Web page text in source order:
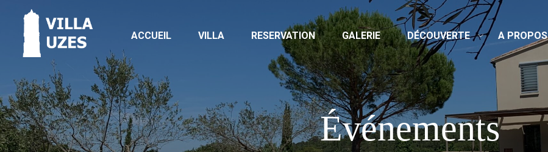
ACCUEIL VILLA RESERVATION GALERIE DÉCOUVERTE A PROPOS
Événements